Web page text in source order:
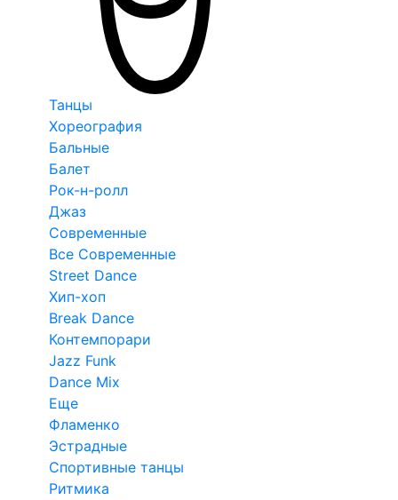
Танцы
Хореография
Бальные
Балет
Рок-н-ролл
Джаз
Современные
Все Современные
Street Dance
Хип-хоп
Break Dance
Контемпорари
Jazz Funk
Dance Mix
Еще
Фламенко
Эстрадные
Спортивные танцы
Ритмика